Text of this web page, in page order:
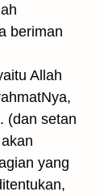
beriman
Allah
(dan setan
yang